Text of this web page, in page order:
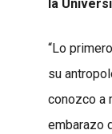
la
“Lo
su
conozco a
embarazo